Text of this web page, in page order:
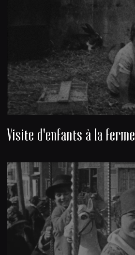
Visite d'enfants à la ferme